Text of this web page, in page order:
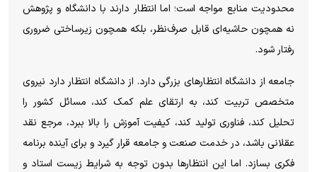
محدودیت منابع مواجه است؛ اما انتظار دارند با دانشگاه و پژوهش
نه همچون حاشیه‌ای قابل صرف‌نظر، بلکه همچون زیرساختی ضروری
رفتار شود.
جامعه از دانشگاه انتظارهای بزرگی دارد. از دانشگاه انتظار دارد نیروی
متخصص تربیت کند، به ارتقای علم کمک کند، مسائل کشور را
تحلیل کند، فناوری تولید کند، کیفیت آموزش را بالا ببرد، مرجع نقد
عقلانی باشد، در خدمت صنعت و جامعه قرار گیرد و برای آینده برنامه
فکری بسازد. اما این انتظارها بدون توجه به شرایط زیست استاد و